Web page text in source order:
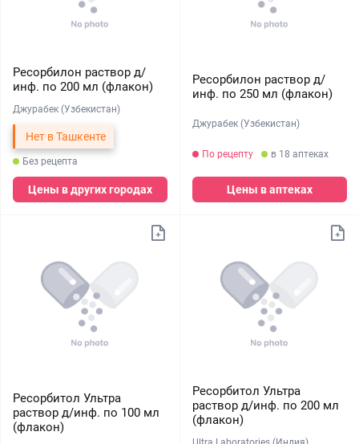
Ресорбилон раствор д/
инф. по 200 мл (флакон)
Джурабек (Узбекистан)
Нет в Ташкенте
Без рецепта
Цены в других городах
Ресорбилон раствор д/
инф. по 250 мл (флакон)
Джурабек (Узбекистан)
По рецепту в 18 аптеках
Цены в аптеках
Ресорбитол Ультра
раствор д/инф. по 100 мл
(флакон)
Ресорбитол Ультра
раствор д/инф. по 200 мл
(флакон)